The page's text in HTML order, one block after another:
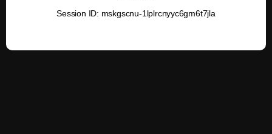
Session ID: mskgscnu-1lplrcnyyc6gm6t7jla